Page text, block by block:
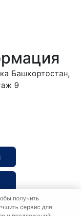
получить
сервис для
Башкортостан,
9